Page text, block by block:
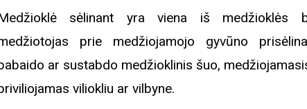
sėlinant yra viena iš medžioklės
prie medžiojamojo gyvūno
ar sustabdo medžioklinis šuo,
viliokliu ar vilbyne.